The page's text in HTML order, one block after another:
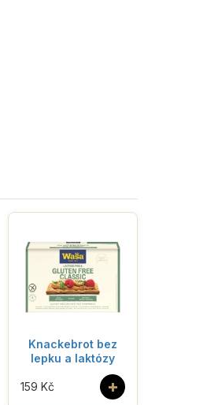
Knackebrot bez
lepku a laktózy
+
159 Kč